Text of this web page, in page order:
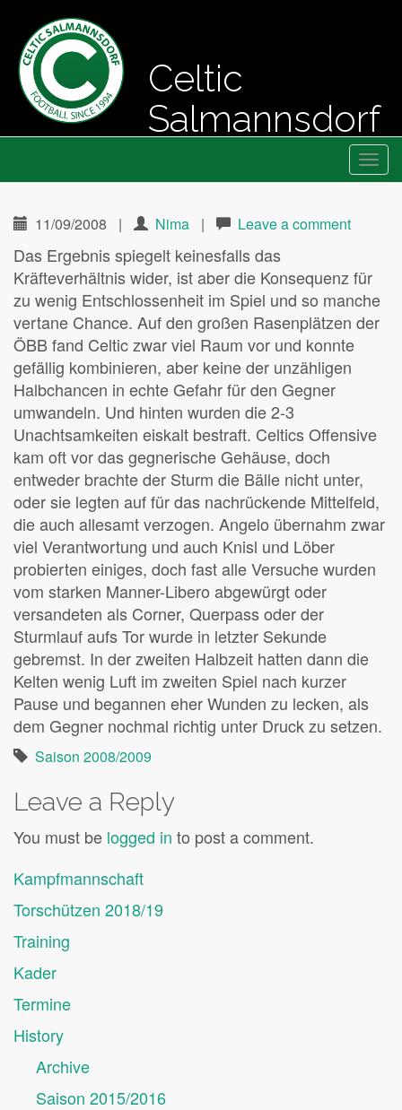
Celtic
Salmannsdorf
Menu
11/09/2008 | Nima | Leave a comment
Das Ergebnis spiegelt keinesfalls das
Kräfteverhältnis wider, ist aber die Konsequenz für
zu wenig Entschlossenheit im Spiel und so manche
vertane Chance. Auf den großen Rasenplätzen der
ÖBB fand Celtic zwar viel Raum vor und konnte
gefällig kombinieren, aber keine der unzähligen
Halbchancen in echte Gefahr für den Gegner
umwandeln. Und hinten wurden die 2-3
Unachtsamkeiten eiskalt bestraft. Celtics Offensive
kam oft vor das gegnerische Gehäuse, doch
entweder brachte der Sturm die Bälle nicht unter,
oder sie legten auf für das nachrückende Mittelfeld,
die auch allesamt verzogen. Angelo übernahm zwar
viel Verantwortung und auch Knisl und Löber
probierten einiges, doch fast alle Versuche wurden
vom starken Manner-Libero abgewürgt oder
versandeten als Corner, Querpass oder der
Sturmlauf aufs Tor wurde in letzter Sekunde
gebremst. In der zweiten Halbzeit hatten dann die
Kelten wenig Luft im zweiten Spiel nach kurzer
Pause und begannen eher Wunden zu lecken, als
dem Gegner nochmal richtig unter Druck zu setzen.
Saison 2008/2009
Leave a Reply
You must be logged in to post a comment.
Kampfmannschaft
Torschützen 2018/19
Training
Kader
Termine
History
Archive
Saison 2015/2016